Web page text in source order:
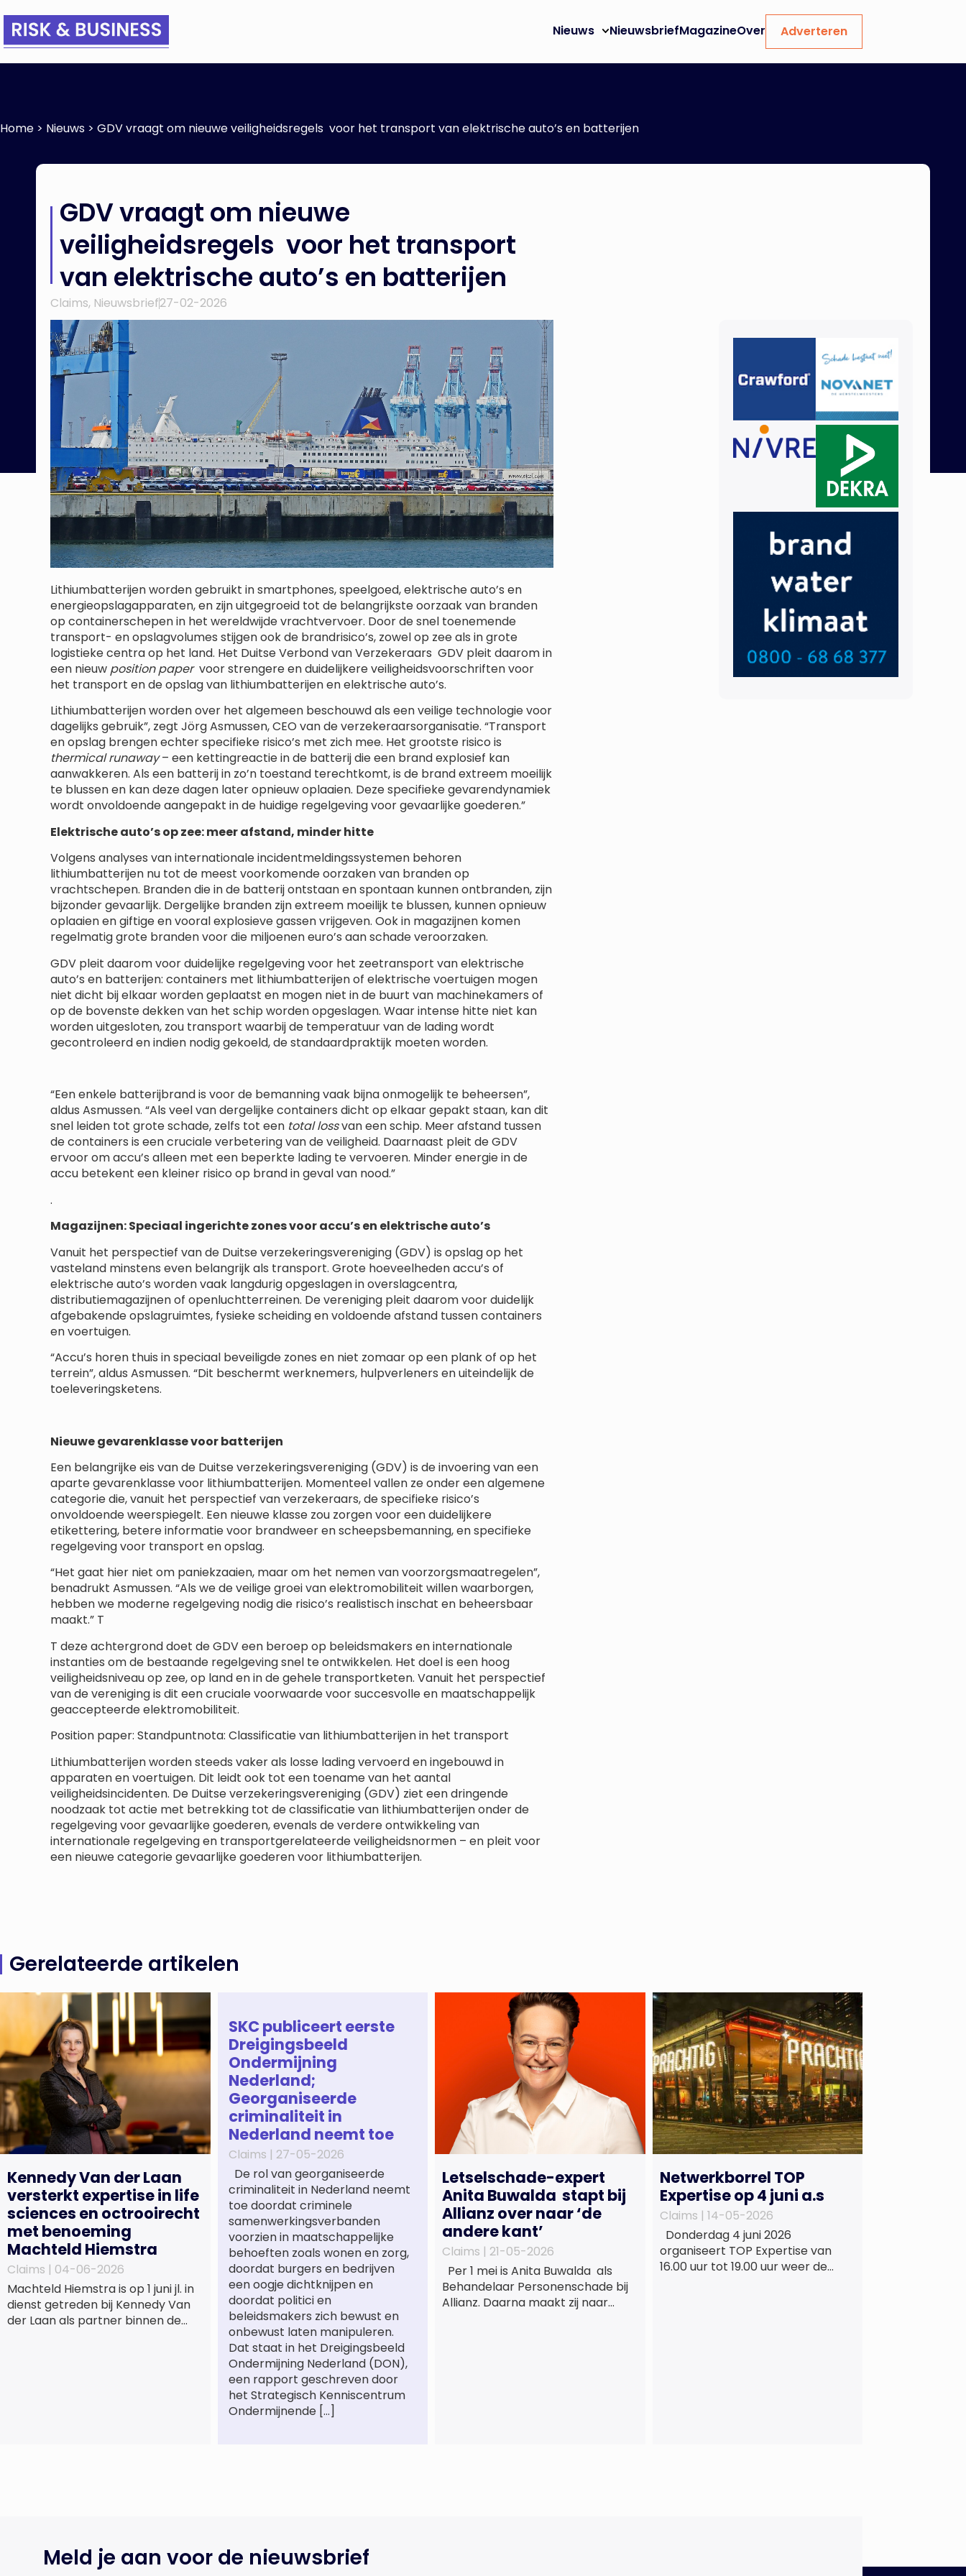
Nieuws NieuwsbriefMagazineOver Adverteren
Home > Nieuws > GDV vraagt om nieuwe veiligheidsregels voor het transport van elektrische auto’s en batterijen
GDV vraagt om nieuwe
veiligheidsregels voor het transport
van elektrische auto’s en batterijen
Claims, Nieuwsbrief27-02-2026
Lithiumbatterijen worden gebruikt in smartphones, speelgoed, elektrische auto’s en
energieopslagapparaten, en zijn uitgegroeid tot de belangrijkste oorzaak van branden
op containerschepen in het wereldwijde vrachtvervoer. Door de snel toenemende
transport- en opslagvolumes stijgen ook de brandrisico’s, zowel op zee als in grote
logistieke centra op het land. Het Duitse Verbond van Verzekeraars GDV pleit daarom in
een nieuw position paper voor strengere en duidelijkere veiligheidsvoorschriften voor
het transport en de opslag van lithiumbatterijen en elektrische auto’s.
Lithiumbatterijen worden over het algemeen beschouwd als een veilige technologie voor
dagelijks gebruik”, zegt Jörg Asmussen, CEO van de verzekeraarsorganisatie. “Transport
en opslag brengen echter specifieke risico’s met zich mee. Het grootste risico is
thermical runaway– een kettingreactie in de batterij die een brand explosief kan
aanwakkeren. Als een batterij in zo’n toestand terechtkomt, is de brand extreem moeilijk
te blussen en kan deze dagen later opnieuw oplaaien. Deze specifieke gevarendynamiek
wordt onvoldoende aangepakt in de huidige regelgeving voor gevaarlijke goederen.”
Elektrische auto’s op zee: meer afstand, minder hitte
Volgens analyses van internationale incidentmeldingssystemen behoren
lithiumbatterijen nu tot de meest voorkomende oorzaken van branden op
vrachtschepen. Branden die in de batterij ontstaan ​​en spontaan kunnen ontbranden, zijn
bijzonder gevaarlijk. Dergelijke branden zijn extreem moeilijk te blussen, kunnen opnieuw
oplaaien en giftige en vooral explosieve gassen vrijgeven. Ook in magazijnen komen
regelmatig grote branden voor die miljoenen euro’s aan schade veroorzaken.
GDV pleit daarom voor duidelijke regelgeving voor het zeetransport van elektrische
auto’s en batterijen: containers met lithiumbatterijen of elektrische voertuigen mogen
niet dicht bij elkaar worden geplaatst en mogen niet in de buurt van machinekamers of
op de bovenste dekken van het schip worden opgeslagen. Waar intense hitte niet kan
worden uitgesloten, zou transport waarbij de temperatuur van de lading wordt
gecontroleerd en indien nodig gekoeld, de standaardpraktijk moeten worden.
“Een enkele batterijbrand is voor de bemanning vaak bijna onmogelijk te beheersen”,
aldus Asmussen. “Als veel van dergelijke containers dicht op elkaar gepakt staan, kan dit
snel leiden tot grote schade, zelfs tot een total lossvan een schip. Meer afstand tussen
de containers is een cruciale verbetering van de veiligheid. Daarnaast pleit de GDV
ervoor om accu’s alleen met een beperkte lading te vervoeren. Minder energie in de
accu betekent een kleiner risico op brand in geval van nood.”
.
Magazijnen: Speciaal ingerichte zones voor accu’s en elektrische auto’s
Vanuit het perspectief van de Duitse verzekeringsvereniging (GDV) is opslag op het
vasteland minstens even belangrijk als transport. Grote hoeveelheden accu’s of
elektrische auto’s worden vaak langdurig opgeslagen in overslagcentra,
distributiemagazijnen of openluchtterreinen. De vereniging pleit daarom voor duidelijk
afgebakende opslagruimtes, fysieke scheiding en voldoende afstand tussen containers
en voertuigen.
“Accu’s horen thuis in speciaal beveiligde zones en niet zomaar op een plank of op het
terrein”, aldus Asmussen. “Dit beschermt werknemers, hulpverleners en uiteindelijk de
toeleveringsketens.
Nieuwe gevarenklasse voor batterijen
Een belangrijke eis van de Duitse verzekeringsvereniging (GDV) is de invoering van een
aparte gevarenklasse voor lithiumbatterijen. Momenteel vallen ze onder een algemene
categorie die, vanuit het perspectief van verzekeraars, de specifieke risico’s
onvoldoende weerspiegelt. Een nieuwe klasse zou zorgen voor een duidelijkere
etikettering, betere informatie voor brandweer en scheepsbemanning, en specifieke
regelgeving voor transport en opslag.
“Het gaat hier niet om paniekzaaien, maar om het nemen van voorzorgsmaatregelen”,
benadrukt Asmussen. “Als we de veilige groei van elektromobiliteit willen waarborgen,
hebben we moderne regelgeving nodig die risico’s realistisch inschat en beheersbaar
maakt.” T
T deze achtergrond doet de GDV een beroep op beleidsmakers en internationale
instanties om de bestaande regelgeving snel te ontwikkelen. Het doel is een hoog
veiligheidsniveau op zee, op land en in de gehele transportketen. Vanuit het perspectief
van de vereniging is dit een cruciale voorwaarde voor succesvolle en maatschappelijk
geaccepteerde elektromobiliteit.
Position paper: Standpuntnota: Classificatie van lithiumbatterijen in het transport
Lithiumbatterijen worden steeds vaker als losse lading vervoerd en ingebouwd in
apparaten en voertuigen. Dit leidt ook tot een toename van het aantal
veiligheidsincidenten. De Duitse verzekeringsvereniging (GDV) ziet een dringende
noodzaak tot actie met betrekking tot de classificatie van lithiumbatterijen onder de
regelgeving voor gevaarlijke goederen, evenals de verdere ontwikkeling van
internationale regelgeving en transportgerelateerde veiligheidsnormen – en pleit voor
een nieuwe categorie gevaarlijke goederen voor lithiumbatterijen.
Gerelateerde artikelen
Kennedy Van der Laan
versterkt expertise in life
sciences en octrooirecht
met benoeming
Machteld Hiemstra
Claims | 04-06-2026
Machteld Hiemstra is op 1 juni jl. in
dienst getreden bij Kennedy Van
der Laan als partner binnen de
SKC publiceert eerste
Dreigingsbeeld
Ondermijning
Nederland;
Georganiseerde
criminaliteit in
Nederland neemt toe
Claims | 27-05-2026
De rol van georganiseerde
criminaliteit in Nederland neemt
toe doordat criminele
samenwerkingsverbanden
voorzien in maatschappelijke
behoeften zoals wonen en zorg,
doordat burgers en bedrijven
een oogje dichtknijpen en
doordat politici en
beleidsmakers zich bewust en
onbewust laten manipuleren.
Dat staat in het Dreigingsbeeld
Ondermijning Nederland (DON),
een rapport geschreven door
het Strategisch Kenniscentrum
Ondermijnende […]
Letselschade-expert
Anita Buwalda stapt bij
Allianz over naar ‘de
andere kant’
Claims | 21-05-2026
Per 1 mei is Anita Buwalda als
Behandelaar Personenschade bij
Allianz. Daarna maakt zij naar
Netwerkborrel TOP
Expertise op 4 juni a.s
Claims | 14-05-2026
Donderdag 4 juni 2026
organiseert TOP Expertise van
16.00 uur tot 19.00 uur weer de
Meld je aan voor de nieuwsbrief